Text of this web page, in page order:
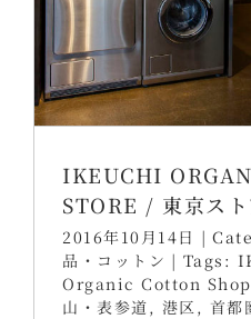
IKEUCHI
STORE / 東京スト
2016年10月14日 |
品・コットン | Tags:
Organic Cotton Shop
山・表参道 , 港区 , 首都